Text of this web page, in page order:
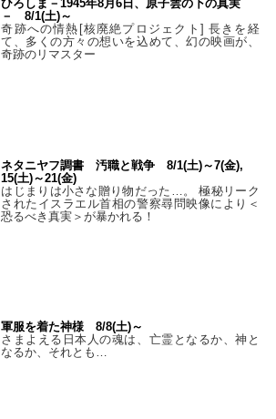
ひろしま－1945年8月6日、原子雲の下の真実
－ 8/1(土)～
奇跡への情熱[核廃絶プロジェクト] 長きを経
て、多くの方々の想いを込めて、幻の映画が、
奇跡のリマスター
ネタニヤフ調書 汚職と戦争 8/1(土)～7(金),
15(土)～21(金)
はじまりは小さな贈り物だった…。 極秘リーク
されたイスラエル首相の警察尋問映像により＜
恐るべき真実＞が暴かれる！
軍服を着た神様 8/8(土)～
さまよえる日本人の魂は、亡霊となるか、神と
なるか、それとも…